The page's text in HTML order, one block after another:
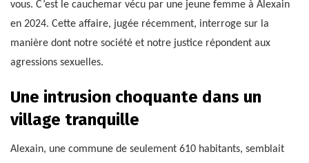
vous. C’est le cauchemar vécu par une jeune femme à Alexain
en 2024. Cette affaire, jugée récemment, interroge sur la
manière dont notre société et notre justice répondent aux
agressions sexuelles.
Une intrusion choquante dans un
village tranquille
Alexain, une commune de seulement 610 habitants, semblait